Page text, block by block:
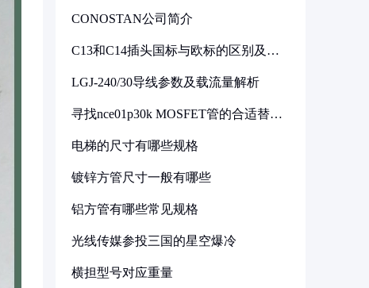
CONOSTAN公司简介
C13和C14插头国标与欧标的区别及其
LGJ-240/30导线参数及载流量解析
寻找nce01p30k MOSFET管的合适替代
电梯的尺寸有哪些规格
镀锌方管尺寸一般有哪些
铝方管有哪些常见规格
光线传媒参投三国的星空爆冷
横担型号对应重量